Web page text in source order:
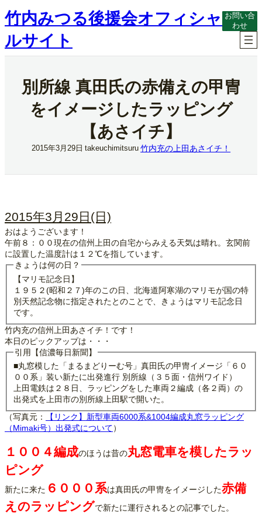
内
容
ス
キ
竹内みつる後援会オフィシャ
ルサイト
お問い合
わせ
別所線 真田氏の赤備えの甲冑
をイメージしたラッピング
【あさイチ】
2015年3月29日 takeuchimitsuru 竹内充の上田あさイチ！
2015年3月29日(日)
おはようございます！
午前８：００現在の信州上田の自宅からみえる天気は晴れ。玄関前
に設置した温度計は１２℃を指しています。
きょうは何の日？
【マリモ記念日】
１９５２(昭和２７)年のこの日、北海道阿寒湖のマリモが国の特
別天然記念物に指定されたとのことで、きょうはマリモ記念日
です。
竹内充の信州上田あさイチ！です！
本日のピックアップは・・・
引用【信濃毎日新聞】
■丸窓模した「まるまどりーむ号」真田氏の甲冑イメージ「６０
００系」装い新たに出発進行 別所線（３５面・信州ワイド）
上田電鉄は２８日、ラッピングをした車両２編成（各２両）の
出発式を上田市の別所線上田駅で開いた。
（写真元：
【リンク】新型車両6000系&1004編成丸窓ラッピング
（Mimaki号）出発式について）
１００４編成のほうは昔の丸窓電車を模したラッ
ピング
新たに来た ６０００系は真田氏の甲冑をイメージした赤備
えのラッピングで新たに運行されるとの記事でした。